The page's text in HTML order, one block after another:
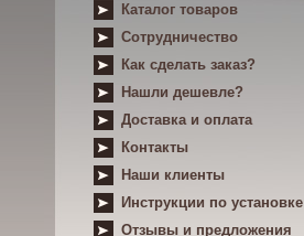
Каталог товаров
Сотрудничество
Как сделать заказ?
Нашли дешевле?
Доставка и оплата
Контакты
Наши клиенты
Инструкции по установке
Отзывы и предложения